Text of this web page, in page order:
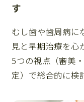
す
むし歯や歯周病に
見と早期治療を心
5つの視点（審美
定）で総合的に検